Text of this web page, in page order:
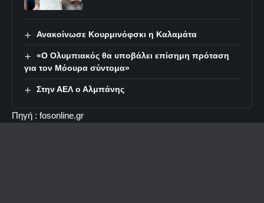
Ανακοίνωσε Κουρμινόφσκι η Καλαμάτα
«Ο Ολυμπιακός θα υποβάλει επίσημη πρόταση
για τον Μόουρα σύντομα»
Στην ΑΕΛ ο Αλμπάνης
Πηγή : fosonline.gr